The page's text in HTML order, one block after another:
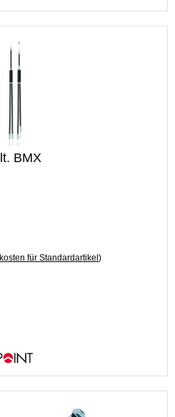
BMX
für Standardartikel )